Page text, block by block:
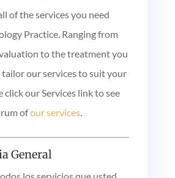
of the services you need
Practice. Ranging from
to the treatment you
tailor our services to suit your
click our Services link to see
ofour services.
General